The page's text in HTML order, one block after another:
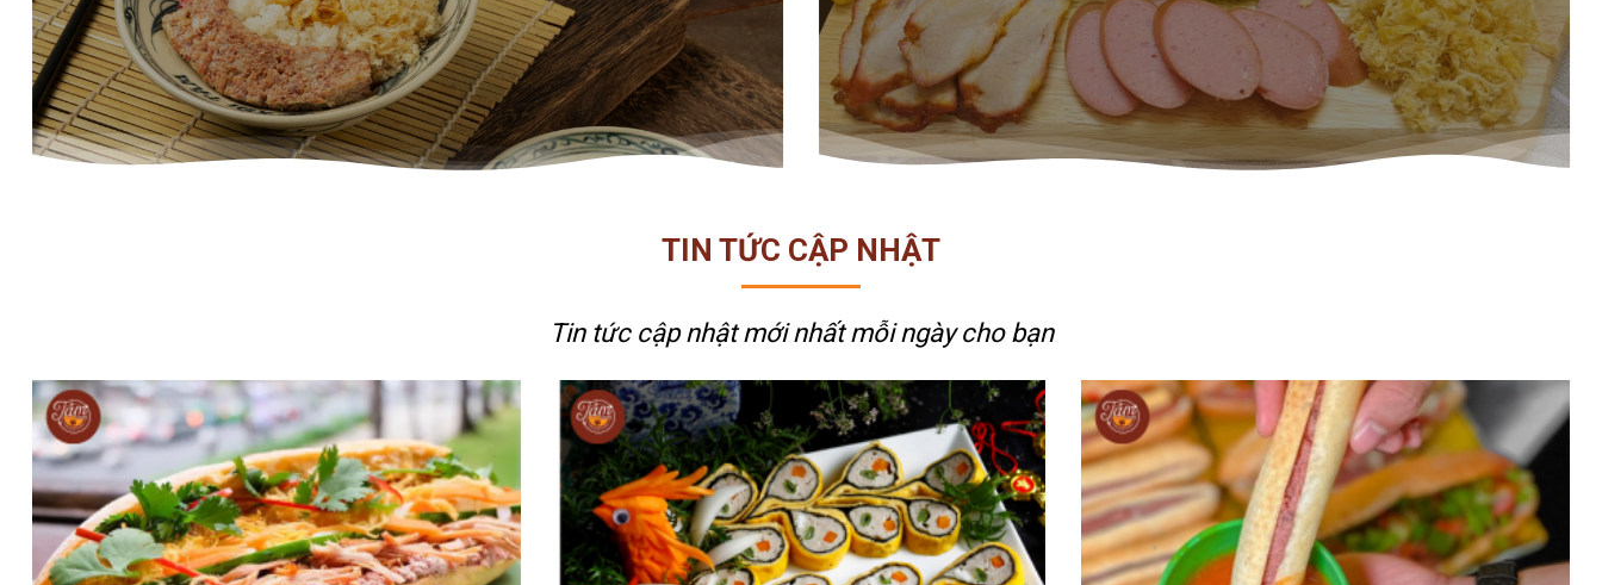
XÔI TÂM
BÁNH MÌ CHẢ NÓNG
TIN TỨC CẬP NHẬT
Tin tức cập nhật mới nhấtmỗi ngày cho bạn